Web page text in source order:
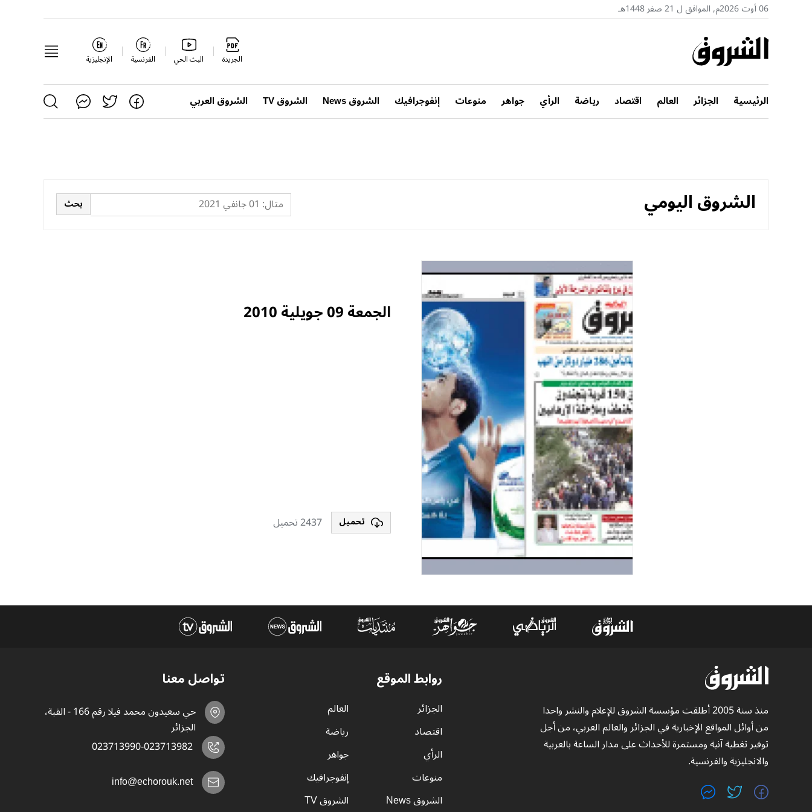
06 أوت 2026م, الموافق ل 21 صفر 1448هـ
الجريدة البث الحي الفرنسية الإنجليزية
الرئيسية الجزائر العالم اقتصاد رياضة الرأي جواهر منوعات إنفوجرافيك الشروق News الشروق TV الشروق العربي
الشروق اليومي
الجمعة 09 جويلية 2010
تحميل 2437 تحميل
منذ سنة 2005 أطلقت مؤسسة الشروق للإعلام والنشر واحدا
من أوائل المواقع الإخبارية في الجزائر والعالم العربي، من أجل
توفير تغطية آنية ومستمرة للأحداث على مدار الساعة بالعربية
والانجليزية والفرنسية.
روابط الموقع
الجزائر
العالم
اقتصاد
رياضة
الرأي
جواهر
منوعات
إنفوجرافيك
الشروق News
الشروق TV
تواصل معنا
حي سعيدون محمد فيلا رقم 166 - القبة،
الجزائر
023713990-023713982
info@echorouk.net